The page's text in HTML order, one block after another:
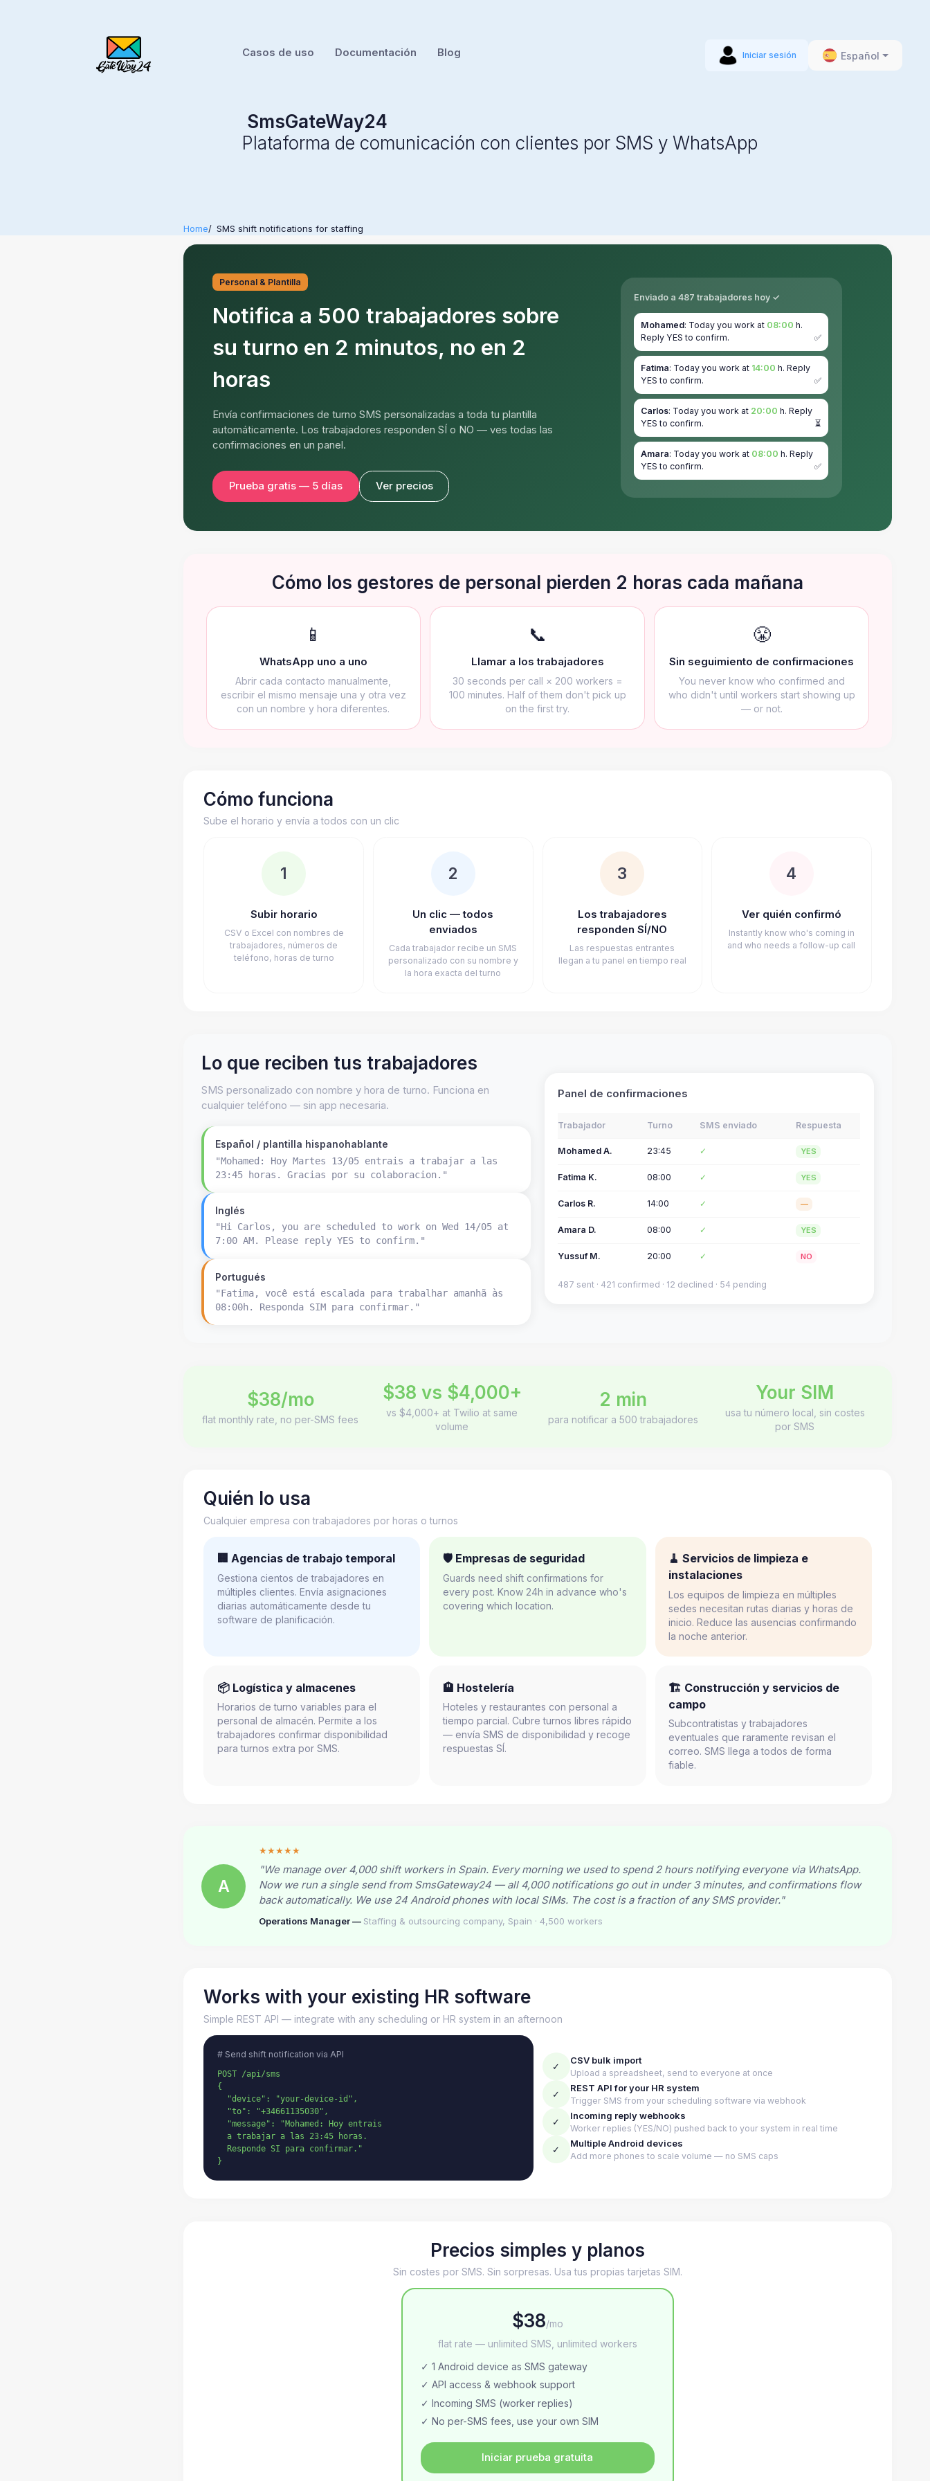
Casos de uso Documentación Blog Iniciar sesión Español
SmsGateWay24
Plataforma de comunicación con clientes por SMS y WhatsApp
Home SMS shift notifications for staffing
Personal & Plantilla
Notifica a 500 trabajadores sobre
su turno en 2 minutos, no en 2
horas
Envía confirmaciones de turno SMS personalizadas a toda tu plantilla
automáticamente. Los trabajadores responden SÍ o NO — ves todas las
confirmaciones en un panel.
Prueba gratis — 5 días Ver precios
Enviado a 487 trabajadores hoy ✓
Mohamed: Today you work at 08:00 h.
Reply YES to confirm.
✅
Fatima: Today you work at 14:00 h. Reply
YES to confirm.
✅
Carlos: Today you work at 20:00 h. Reply
YES to confirm.
⏳
Amara: Today you work at 08:00 h. Reply
YES to confirm.
✅
Cómo los gestores de personal pierden 2 horas cada mañana
📱
WhatsApp uno a uno
Abrir cada contacto manualmente,
escribir el mismo mensaje una y otra vez
con un nombre y hora diferentes.
📞
Llamar a los trabajadores
30 seconds per call × 200 workers =
100 minutes. Half of them don't pick up
on the first try.
😤
Sin seguimiento de confirmaciones
You never know who confirmed and
who didn't until workers start showing up
— or not.
Cómo funciona
Sube el horario y envía a todos con un clic
1
Subir horario
CSV o Excel con nombres de
trabajadores, números de
teléfono, horas de turno
2
Un clic — todos
enviados
Cada trabajador recibe un SMS
personalizado con su nombre y
la hora exacta del turno
3
Los trabajadores
responden SÍ/NO
Las respuestas entrantes
llegan a tu panel en tiempo real
4
Ver quién confirmó
Instantly know who's coming in
and who needs a follow-up call
Lo que reciben tus trabajadores
SMS personalizado con nombre y hora de turno. Funciona en
cualquier teléfono — sin app necesaria.
Español / plantilla hispanohablante
"Mohamed: Hoy Martes 13/05 entrais a trabajar a las
23:45 horas. Gracias por su colaboracion."
Inglés
"Hi Carlos, you are scheduled to work on Wed 14/05 at
7:00 AM. Please reply YES to confirm."
Portugués
"Fatima, você está escalada para trabalhar amanhã às
08:00h. Responda SIM para confirmar."
Panel de confirmaciones
Trabajador Turno SMS enviado Respuesta
Mohamed A. 23:45 ✓ YES
Fatima K. 08:00 ✓ YES
Carlos R. 14:00 ✓ —
Amara D. 08:00 ✓ YES
Yussuf M. 20:00 ✓ NO
487 sent · 421 confirmed · 12 declined · 54 pending
$38/mo
flat monthly rate, no per-SMS fees
$38 vs $4,000+
vs $4,000+ at Twilio at same
volume
2 min
para notificar a 500 trabajadores
Your SIM
usa tu número local, sin costes
por SMS
Quién lo usa
Cualquier empresa con trabajadores por horas o turnos
🏢 Agencias de trabajo temporal
Gestiona cientos de trabajadores en
múltiples clientes. Envía asignaciones
diarias automáticamente desde tu
software de planificación.
🛡️ Empresas de seguridad
Guards need shift confirmations for
every post. Know 24h in advance who's
covering which location.
🧹 Servicios de limpieza e
instalaciones
Los equipos de limpieza en múltiples
sedes necesitan rutas diarias y horas de
inicio. Reduce las ausencias confirmando
la noche anterior.
📦 Logística y almacenes
Horarios de turno variables para el
personal de almacén. Permite a los
trabajadores confirmar disponibilidad
para turnos extra por SMS.
🏨 Hostelería
Hoteles y restaurantes con personal a
tiempo parcial. Cubre turnos libres rápido
— envía SMS de disponibilidad y recoge
respuestas SÍ.
🏗️ Construcción y servicios de
campo
Subcontratistas y trabajadores
eventuales que raramente revisan el
correo. SMS llega a todos de forma
fiable.
A
★★★★★
"We manage over 4,000 shift workers in Spain. Every morning we used to spend 2 hours notifying everyone via WhatsApp.
Now we run a single send from SmsGateway24 — all 4,000 notifications go out in under 3 minutes, and confirmations flow
back automatically. We use 24 Android phones with local SIMs. The cost is a fraction of any SMS provider."
Operations Manager — Staffing & outsourcing company, Spain · 4,500 workers
Works with your existing HR software
Simple REST API — integrate with any scheduling or HR system in an afternoon
# Send shift notification via API
POST /api/sms
{
  "device": "your-device-id",
  "to": "+34661135030",
  "message": "Mohamed: Hoy entrais
  a trabajar a las 23:45 horas.
  Responde SI para confirmar."
}
✓
CSV bulk import
Upload a spreadsheet, send to everyone at once
✓
REST API for your HR system
Trigger SMS from your scheduling software via webhook
✓
Incoming reply webhooks
Worker replies (YES/NO) pushed back to your system in real time
✓
Multiple Android devices
Add more phones to scale volume — no SMS caps
Precios simples y planos
Sin costes por SMS. Sin sorpresas. Usa tus propias tarjetas SIM.
$38/mo
flat rate — unlimited SMS, unlimited workers
✓ 1 Android device as SMS gateway
✓ API access & webhook support
✓ Incoming SMS (worker replies)
✓ No per-SMS fees, use your own SIM
Iniciar prueba gratuita